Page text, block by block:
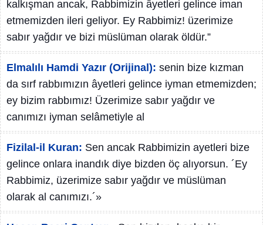
kalkışman ancak, Rabbimizin âyetleri gelince iman
etmemizden ileri geliyor. Ey Rabbimiz! üzerimize
sabır yağdır ve bizi müslüman olarak öldür.”
Elmalılı Hamdi Yazır (Orijinal): senin bize kızman
da sırf rabbımızın âyetleri gelince iyman etmemizden;
ey bizim rabbımız! Üzerimize sabır yağdır ve
canımızı iyman selâmetiyle al
Fizilal-il Kuran: Sen ancak Rabbimizin ayetleri bize
gelince onlara inandık diye bizden öç alıyorsun. ´Ey
Rabbimiz, üzerimize sabır yağdır ve müslüman
olarak al canımızı.´»